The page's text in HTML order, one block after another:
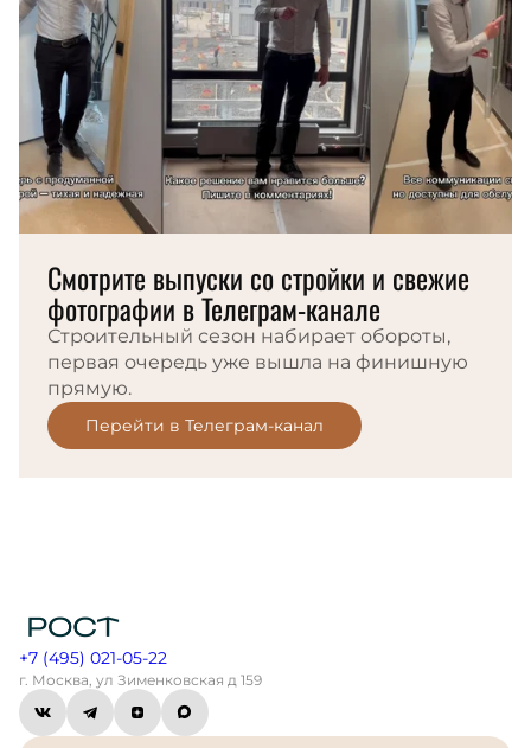
Смотрите выпуски со стройки и свежие
фотографии в Телеграм-канале
Строительный сезон набирает обороты,
первая очередь уже вышла на финишную
прямую.
Перейти в Телеграм-канал
+7 (495) 021-05-22
г. Москва, ул Зименковская д 159